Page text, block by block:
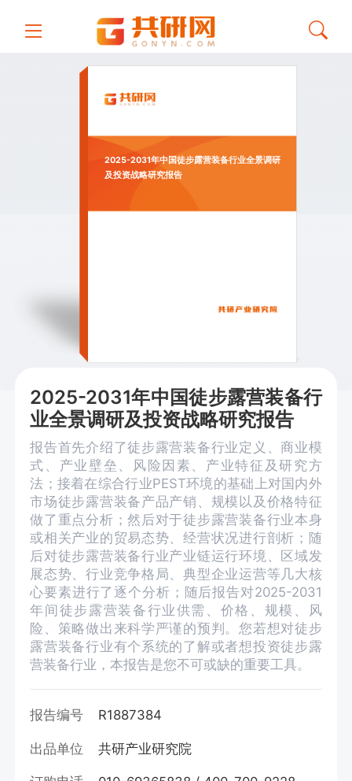
2025-2031年中国徒步露营装备行业全景调研
及投资战略研究报告
2025-2031年中国徒步露营装备行
业全景调研及投资战略研究报告
报告首先介绍了徒步露营装备行业定义、商业模
式、产业壁垒、风险因素、产业特征及研究方
法；接着在综合行业PEST环境的基础上对国内外
市场徒步露营装备产品产销、规模以及价格特征
做了重点分析；然后对于徒步露营装备行业本身
或相关产业的贸易态势、经营状况进行剖析；随
后对徒步露营装备行业产业链运行环境、区域发
展态势、行业竞争格局、典型企业运营等几大核
心要素进行了逐个分析；随后报告对2025-2031
年间徒步露营装备行业供需、价格、规模、风
险、策略做出来科学严谨的预判。您若想对徒步
露营装备行业有个系统的了解或者想投资徒步露
营装备行业，本报告是您不可或缺的重要工具。
报告编号 R1887384
出品单位 共研产业研究院